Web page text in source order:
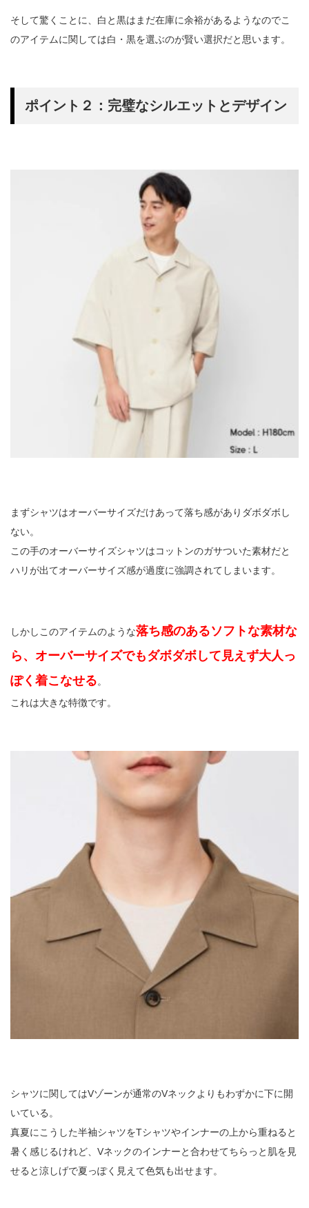
そして驚くことに、白と黒はまだ在庫に余裕があるようなのでこ
のアイテムに関しては白・黒を選ぶのが賢い選択だと思います。
ポイント２：完璧なシルエットとデザイン
まずシャツはオーバーサイズだけあって落ち感がありダボダボし
ない。
この手のオーバーサイズシャツはコットンのガサついた素材だと
ハリが出てオーバーサイズ感が過度に強調されてしまいます。
しかしこのアイテムのような落ち感のあるソフトな素材な
ら、オーバーサイズでもダボダボして見えず大人っ
ぽく着こなせる。
これは大きな特徴です。
シャツに関してはVゾーンが通常のVネックよりもわずかに下に開
いている。
真夏にこうした半袖シャツをTシャツやインナーの上から重ねると
暑く感じるけれど、Vネックのインナーと合わせてちらっと肌を見
せると涼しげで夏っぽく見えて色気も出せます。